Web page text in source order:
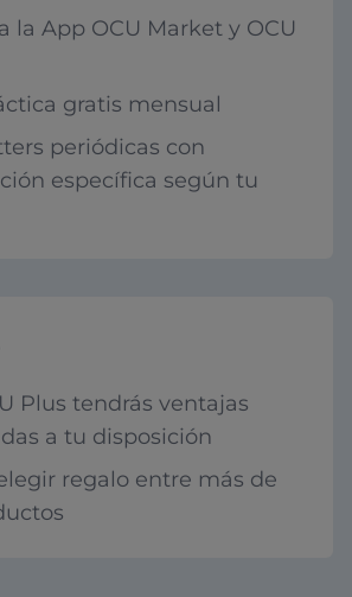
la App OCU Market y OCU
gratis mensual
periódicas con
específica según tu
Plus tendrás ventajas
a tu disposición
regalo entre más de